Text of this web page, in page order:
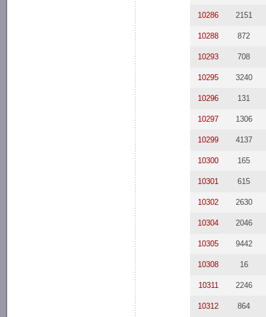
10286 2151
10288 872
10293 708
10295 3240
10296 131
10297 1306
10299 4137
10300 165
10301 615
10302 2630
10304 2046
10305 9442
10308 16
10311 2246
10312 864